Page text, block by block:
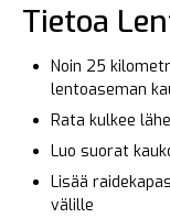
Tietoa
Noin 25
lentoaseman
Rata kulkee
Luo suorat
Lisää
välille